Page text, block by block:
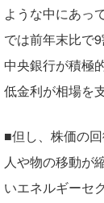
ような中にあっ
では前年末比で
中央銀行が積極
低金利が相場を
■但し、株価の
人や物の移動が
いエネルギーセ